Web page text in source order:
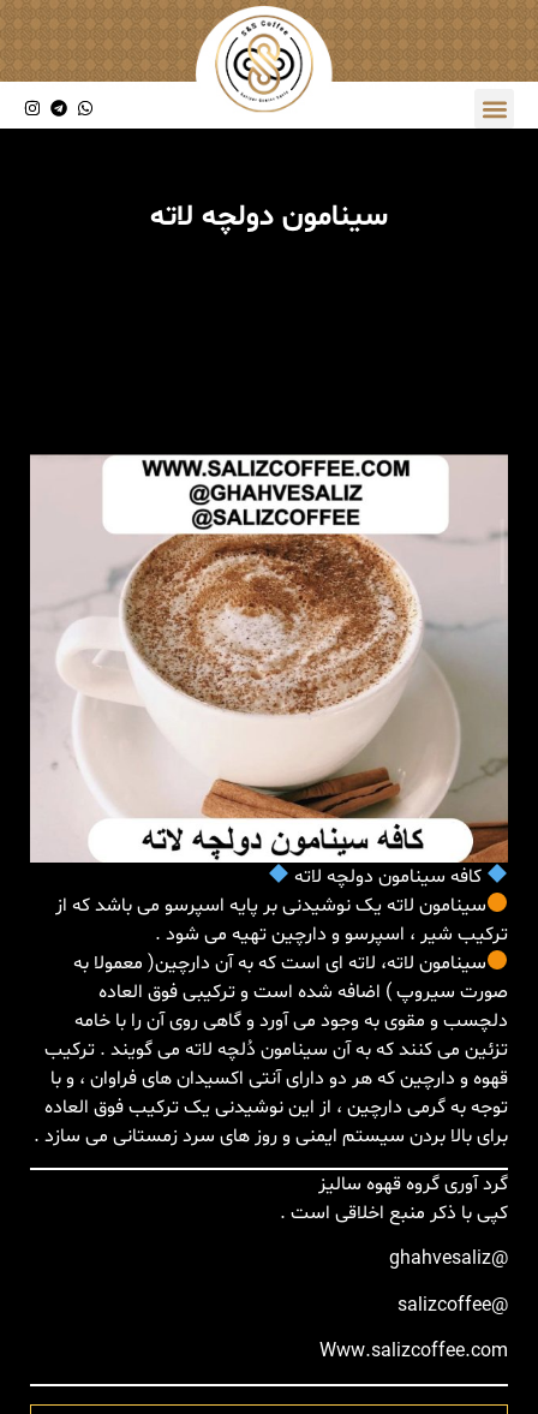
سینامون دولچه لاته
كافه سينامون دولچه لاته
سينامون لاته یک نوشیدنی بر پایه اسپرسو می باشد که از
ترکیب شیر ، اسپرسو و دارچین تهیه می شود .
سینامون لاته، لاته ای است که به آن دارچین( معمولا به
صورت سیروپ ) اضافه شده است و ترکیبی فوق العاده
دلچسب و مقوی به وجود می آورد و گاهی روی آن را با خامه
تزئین می کنند که به آن سینامون دُلچه لاته می گویند . ترکیب
قهوه و دارچین که هر دو دارای آنتی اکسیدان های فراوان ، و با
توجه به گرمی دارچین ، از این نوشیدنی یک ترکیب فوق العاده
برای بالا بردن سیستم ایمنی و روز های سرد زمستانی می سازد .
گرد آوری گروه قهوه سالیز
کپی با ذکر منبع اخلاقی است .
‏@ghahvesaliz
‏@salizcoffee